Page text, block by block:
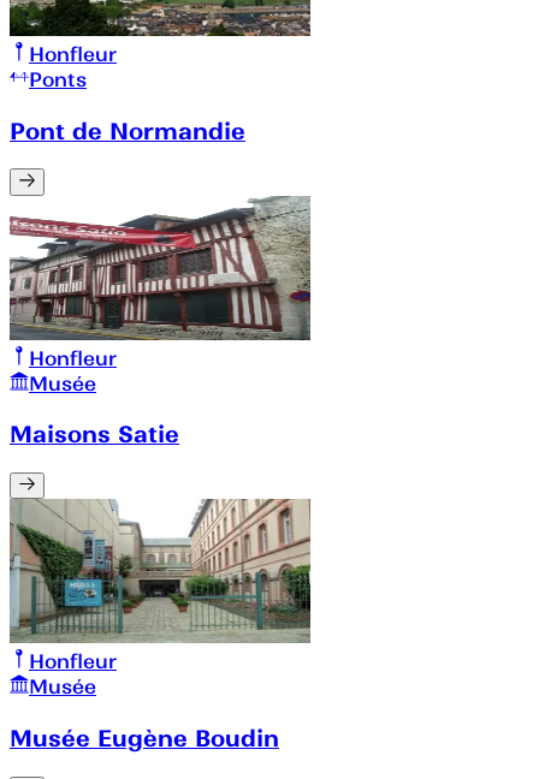
Honfleur
Ponts
Pont de Normandie
Honfleur
Musée
Maisons Satie
Honfleur
Musée
Musée Eugène Boudin